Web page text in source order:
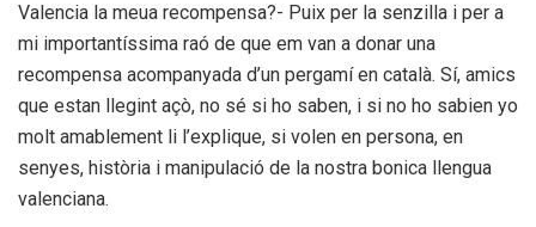
Valencia la meua recompensa?- Puix per la senzilla i per a
mi importantíssima raó de que em van a donar una
recompensa acompanyada d’un pergamí en català. Sí, amics
que estan llegint açò, no sé si ho saben, i si no ho sabien yo
molt amablement li l’explique, si volen en persona, en
senyes, història i manipulació de la nostra bonica llengua
valenciana.